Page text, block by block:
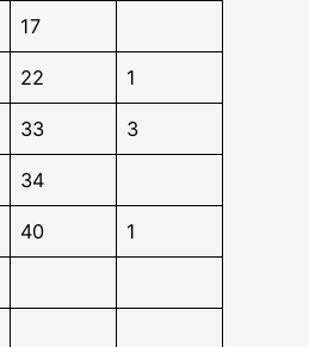
17
22 1
33 3
34
40 1